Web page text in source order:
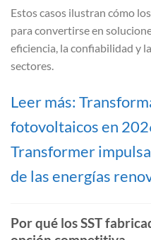
Estos casos ilustran cómo
para convertirse en
eficiencia, la confiabilidad y
sectores.
Leer más:
fotovoltaicos en
Transformer
de las energías
Por qué los SST